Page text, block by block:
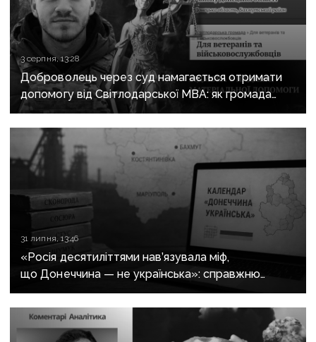
3 серпня, 13:28
Доброволець через суд намагається отримати
допомогу від Світлодарської МВА: як громада
руйнує довіру до влади
31 липня, 13:46
«Росія десятиліттями нав’язувала міф,
що Донеччина — не українська»: справжню
історію регіону зберуть в унікальному календарі